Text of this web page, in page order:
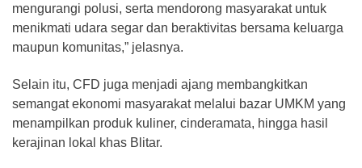
mengurangi polusi, serta mendorong masyarakat untuk
menikmati udara segar dan beraktivitas bersama keluarga
maupun komunitas,” jelasnya.
Selain itu, CFD juga menjadi ajang membangkitkan
semangat ekonomi masyarakat melalui bazar UMKM yang
menampilkan produk kuliner, cinderamata, hingga hasil
kerajinan lokal khas Blitar.